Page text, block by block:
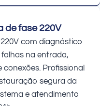
de fase 220V
com diagnóstico
na entrada,
Profissional
segura da
e atendimento